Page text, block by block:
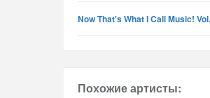
Now That's What I Call Music!
Похожие артисты: